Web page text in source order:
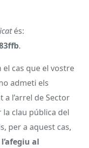
és:
.
el cas que el vostre
admeti els
l’arrel de Sector
clau pública del
per a aquest cas,
l’afegiu al